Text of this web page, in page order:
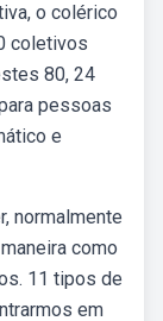
o colérico
coletivos
80, 24
pessoas
e
normalmente
como
11 tipos de
em